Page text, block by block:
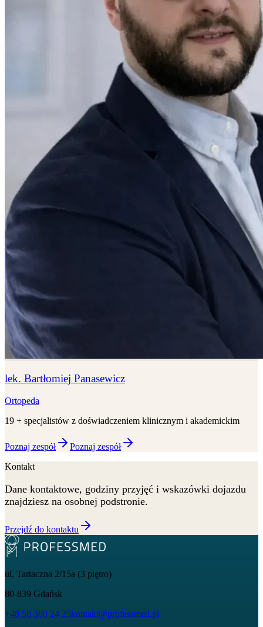
lek. Bartłomiej Panasewicz
Ortopeda
19 + specjalistów z doświadczeniem klinicznym i akademickim
Poznaj zespół
Poznaj zespół
Kontakt
Dane kontaktowe, godziny przyjęć i wskazówki dojazdu
znajdziesz na osobnej podstronie.
Przejdź do kontaktu
ul. Tartaczna 2/15a (3 piętro)
80-839 Gdańsk
+48 58 380 24 25kontakt@professmed.pl